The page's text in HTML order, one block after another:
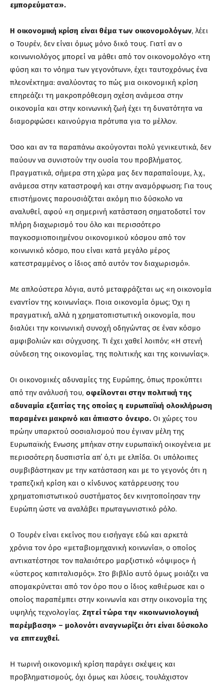
εμπορεύματα».
Η οικονομική κρίση είναι θέμα των οικονομολόγων, λέει
ο Τουρέν, δεν είναι όμως μόνο δικό τους. Γιατί αν ο
κοινωνιολόγος μπορεί να μάθει από τον οικονομολόγο «τη
φύση και το νόημα των γεγονότων», έχει ταυτοχρόνως ένα
πλεονέκτημα: αναλύοντας το πώς μια οικονομική κρίση
επηρεάζει τη μακροπρόθεσμη σχέση ανάμεσα στην
οικονομία και στην κοινωνική ζωή έχει τη δυνατότητα να
διαμορφώσει καινούργια πρότυπα για το μέλλον.
Όσο και αν τα παραπάνω ακούγονται πολύ γενικευτικά, δεν
παύουν να συνιστούν την ουσία του προβλήματος.
Πραγματικά, σήμερα στη χώρα μας δεν παραπαίουμε, λ.χ.,
ανάμεσα στην καταστροφή και στην αναμόρφωση; Για τους
επιστήμονες παρουσιάζεται ακόμη πιο δύσκολο να
αναλυθεί, αφού «η σημερινή κατάσταση σηματοδοτεί τον
πλήρη διαχωρισμό του όλο και περισσότερο
παγκοσμιοποιημένου οικονομικού κόσμου από τον
κοινωνικό κόσμο, που είναι κατά μεγάλο μέρος
κατεστραμμένος ο ίδιος από αυτόν τον διαχωρισμό».
Με απλούστερα λόγια, αυτό μεταφράζεται ως «η οικονομία
εναντίον της κοινωνίας». Ποια οικονομία όμως; Όχι η
πραγματική, αλλά η χρηματοπιστωτική οικονομία, που
διαλύει την κοινωνική συνοχή οδηγώντας σε έναν κόσμο
αμφιβολιών και σύγχυσης. Τι έχει χαθεί λοιπόν; «Η στενή
σύνδεση της οικονομίας, της πολιτικής και της κοινωνίας».
Οι οικονομικές αδυναμίες της Ευρώπης, όπως προκύπτει
από την ανάλυσή του, οφείλονται στην πολιτική της
αδυναμία εξαιτίας της οποίας η ευρωπαϊκή ολοκλήρωση
παραμένει μακρινό και άπιαστο όνειρο. Οι χώρες του
πρώην υπαρκτού σοσιαλισμού που έγιναν μέλη της
Ευρωπαϊκής Ενωσης μπήκαν στην ευρωπαϊκή οικογένεια με
περισσότερη δυσπιστία απ΄ ό,τι με ελπίδα. Οι υπόλοιπες
συμβιβάστηκαν με την κατάσταση και με το γεγονός ότι η
τραπεζική κρίση και ο κίνδυνος κατάρρευσης του
χρηματοπιστωτικού συστήματος δεν κινητοποίησαν την
Ευρώπη ώστε να αναλάβει πρωταγωνιστικό ρόλο.
Ο Τουρέν είναι εκείνος που εισήγαγε εδώ και αρκετά
χρόνια τον όρο «μεταβιομηχανική κοινωνία», ο οποίος
αντικατέστησε τον παλαιότερο μαρξιστικό «όψιμος» ή
«ύστερος καπιταλισμός». Στο βιβλίο αυτό όμως μοιάζει να
απομακρύνεται από τον όρο που ο ίδιος καθιέρωσε και ο
οποίος παραπέμπει στην κοινωνία και στην οικονομία της
υψηλής τεχνολογίας. Ζητεί τώρα την «κοινωνιολογική
παρέμβαση» – μολονότι αναγνωρίζει ότι είναι δύσκολο
να επιτευχθεί.
Η τωρινή οικονομική κρίση παράγει σκέψεις και
προβληματισμούς, όχι όμως και λύσεις, τουλάχιστον